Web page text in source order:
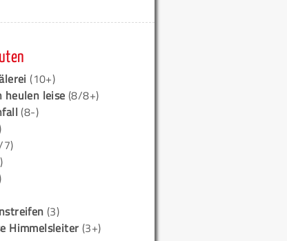
(10+)
heulen leise(8/8+)
(8-)
(3)
Himmelsleiter (3+)